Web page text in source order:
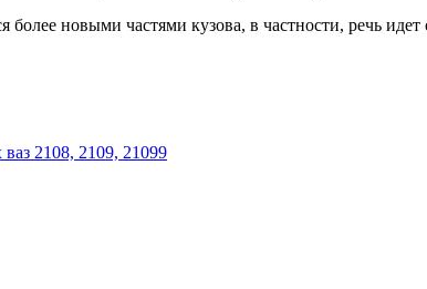
новыми частями кузова, в частности, речь идет
2108, 2109, 21099